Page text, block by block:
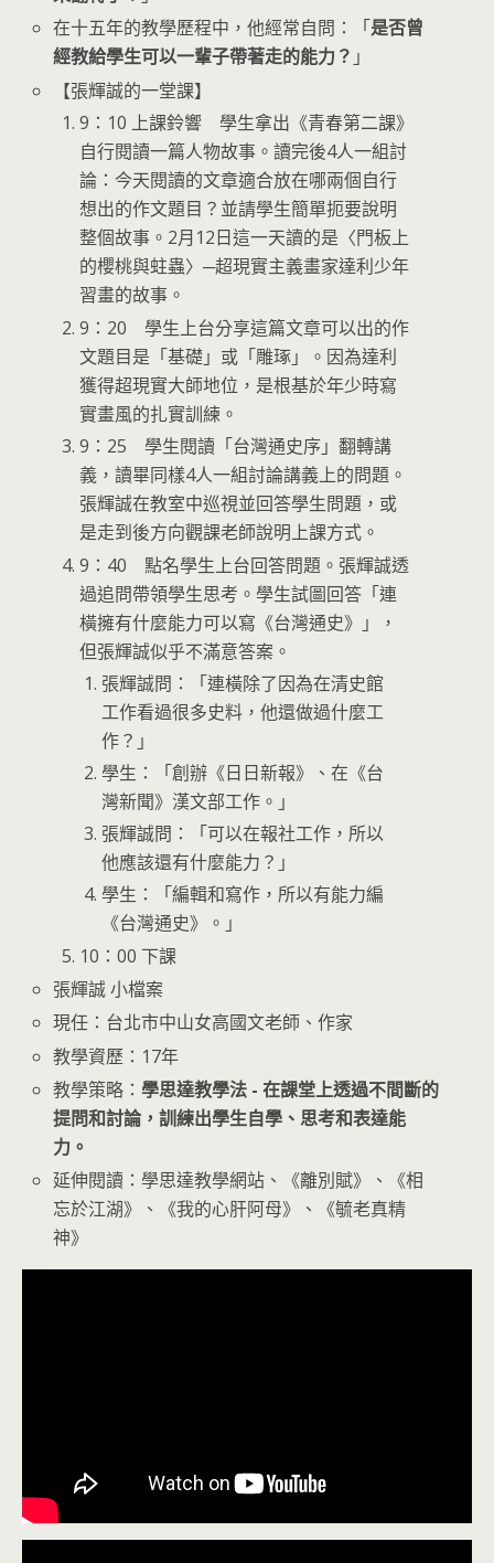
在十五年的教學歷程中，他經常自問：「是否曾
經教給學生可以一輩子帶著走的能力？ 」
【張輝誠的一堂課】
9：10 上課鈴響 學生拿出《青春第二課》
自行閱讀一篇人物故事。讀完後4人一組討
論：今天閱讀的文章適合放在哪兩個自行
想出的作文題目？並請學生簡單扼要說明
整個故事。2月12日這一天讀的是〈門板上
的櫻桃與蛀蟲〉─超現實主義畫家達利少年
習畫的故事。
9：20 學生上台分享這篇文章可以出的作
文題目是「基礎」或「雕琢」。因為達利
獲得超現實大師地位，是根基於年少時寫
實畫風的扎實訓練。
9：25 學生閱讀「台灣通史序」翻轉講
義，讀畢同樣4人一組討論講義上的問題。
張輝誠在教室中巡視並回答學生問題，或
是走到後方向觀課老師說明上課方式。
9：40 點名學生上台回答問題。張輝誠透
過追問帶領學生思考。學生試圖回答「連
橫擁有什麼能力可以寫《台灣通史》」，
但張輝誠似乎不滿意答案。
張輝誠問：「連橫除了因為在清史館
工作看過很多史料，他還做過什麼工
作？」
學生：「創辦《日日新報》、在《台
灣新聞》漢文部工作。」
張輝誠問：「可以在報社工作，所以
他應該還有什麼能力？」
學生：「編輯和寫作，所以有能力編
《台灣通史》。」
10：00 下課
張輝誠 小檔案
現任：台北市中山女高國文老師、作家
教學資歷：17年
教學策略：學思達教學法 - 在課堂上透過不間斷的
提問和討論，訓練出學生自學、思考和表達能
力。
延伸閱讀：學思達教學網站、《離別賦》、《相
忘於江湖》、《我的心肝阿母》、《毓老真精
神》